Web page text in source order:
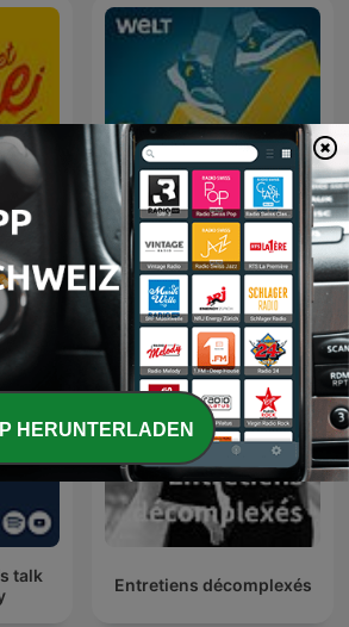
Alles auf Aktien – Die
täglichen Finanzen-News
talk
Entretiens décomplexés
HERUNTERLADEN